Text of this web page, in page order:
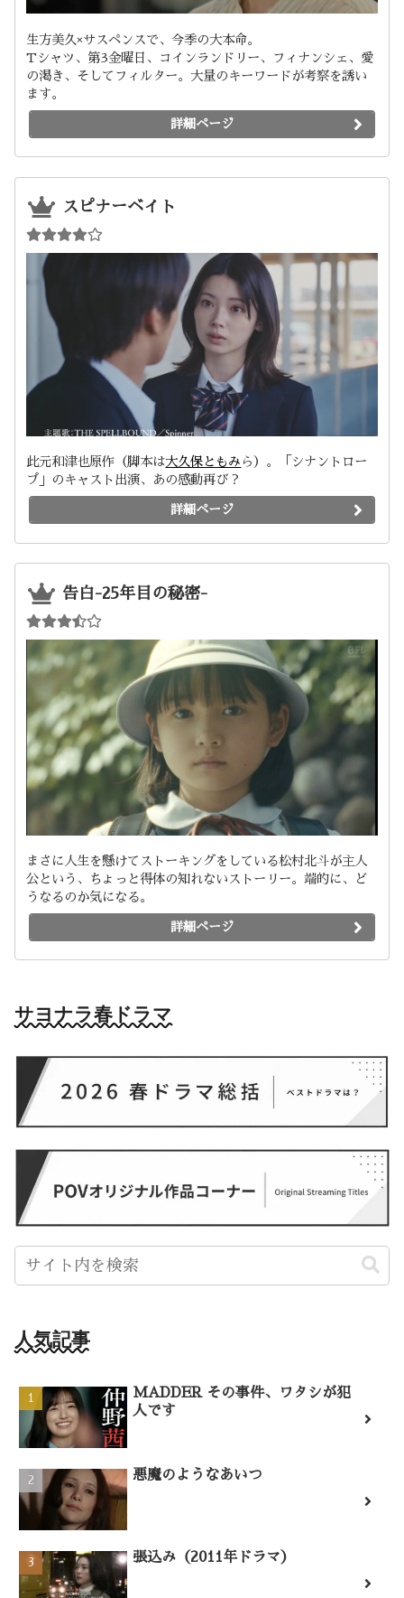
生方美久×サスペンスで、今季の大本命。
Tシャツ、第3金曜日、コインランドリー、フィナンシェ、愛
の渇き、そしてフィルター。大量のキーワードが考察を誘い
ます。
詳細ページ
スピナーベイト
此元和津也原作（脚本は大久保ともみ ら）。「シナントロー
プ」のキャスト出演、あの感動再び？
詳細ページ
告白-25年目の秘密-
まさに人生を懸けてストーキングをしている松村北斗が主人
公という、ちょっと得体の知れないストーリー。端的に、ど
うなるのか気になる。
詳細ページ
サヨナラ春ドラマ
人気記事
MADDER その事件、ワタシが犯
人です
悪魔のようなあいつ
張込み（2011年ドラマ）